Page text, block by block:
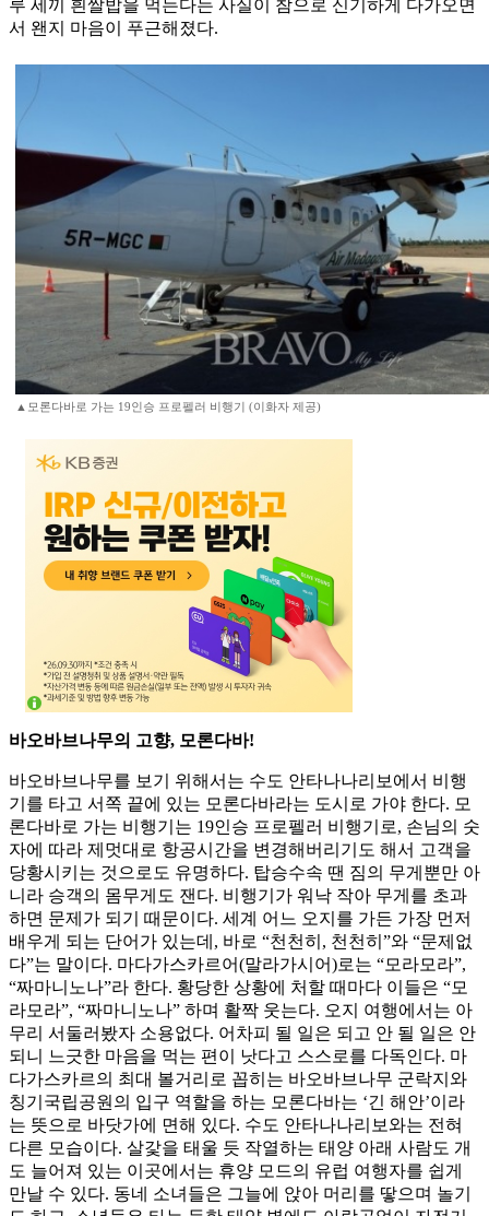
루 세끼 흰쌀밥을 먹는다는 사실이 참으로 신기하게 다가오면
서 왠지 마음이 푸근해졌다.
▲모론다바로 가는 19인승 프로펠러 비행기 (이화자 제공)
바오바브나무의 고향, 모론다바!
바오바브나무를 보기 위해서는 수도 안타나나리보에서 비행
기를 타고 서쪽 끝에 있는 모론다바라는 도시로 가야 한다. 모
론다바로 가는 비행기는 19인승 프로펠러 비행기로, 손님의 숫
자에 따라 제멋대로 항공시간을 변경해버리기도 해서 고객을
당황시키는 것으로도 유명하다. 탑승수속 땐 짐의 무게뿐만 아
니라 승객의 몸무게도 잰다. 비행기가 워낙 작아 무게를 초과
하면 문제가 되기 때문이다. 세계 어느 오지를 가든 가장 먼저
배우게 되는 단어가 있는데, 바로 “천천히, 천천히”와 “문제없
다”는 말이다. 마다가스카르어(말라가시어)로는 “모라모라”,
“짜마니노나”라 한다. 황당한 상황에 처할 때마다 이들은 “모
라모라”, “짜마니노나” 하며 활짝 웃는다. 오지 여행에서는 아
무리 서둘러봤자 소용없다. 어차피 될 일은 되고 안 될 일은 안
되니 느긋한 마음을 먹는 편이 낫다고 스스로를 다독인다. 마
다가스카르의 최대 볼거리로 꼽히는 바오바브나무 군락지와
칭기국립공원의 입구 역할을 하는 모론다바는 ‘긴 해안’이라
는 뜻으로 바닷가에 면해 있다. 수도 안타나나리보와는 전혀
다른 모습이다. 살갗을 태울 듯 작열하는 태양 아래 사람도 개
도 늘어져 있는 이곳에서는 휴양 모드의 유럽 여행자를 쉽게
만날 수 있다. 동네 소녀들은 그늘에 앉아 머리를 땋으며 놀기